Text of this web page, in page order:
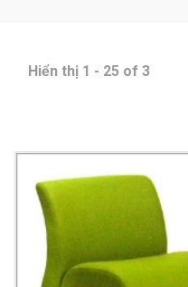
Hiển thị 1 - 25 of 3